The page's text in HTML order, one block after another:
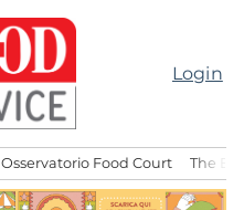
Login
Osservatorio Food Court The